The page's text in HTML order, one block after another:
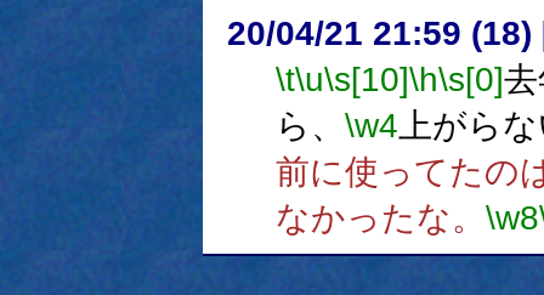
20/04/21 21:59 (18)
\t\u\s[10]\h\s[0]
ら、 \w4 上がら
前に使ってたの
なかったな。 \w8